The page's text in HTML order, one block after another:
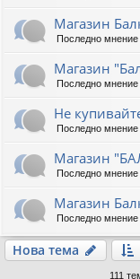
Магазин
Последно мнение
Магазин
Последно мнение
Не
Последно мнение
Магазин
Последно мнение
Магазин
Последно мнение
Нова тема
111